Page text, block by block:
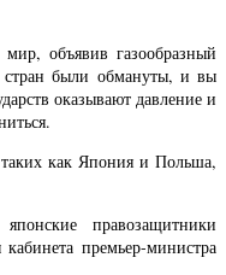
объявив газообразный
стран были обмануты, и вы
оказывают давление и
как Япония и Польша,
правозащитники
премьер-министра